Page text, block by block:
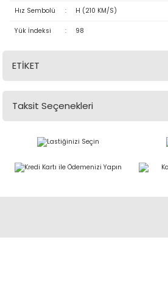
Hız Sembolü : H (210 KM/S)
Yük İndeksi : 98
ETİKET
Taksit Seçenekleri